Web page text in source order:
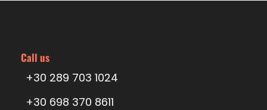
Fotos
Call us
+30 289 703 1024
+30 698 370 8611